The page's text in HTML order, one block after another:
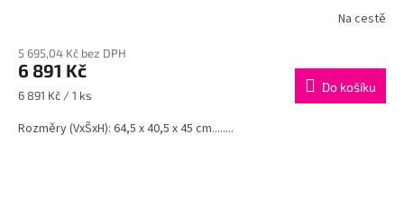
R
A
Na cestě
5 695,04 Kč bez DPH
6 891 Kč
Měrná
6 891 Kč / 1 ks
Do košíku
Rozměry (VxŠxH): 64,5 x 40,5 x 45 cm........